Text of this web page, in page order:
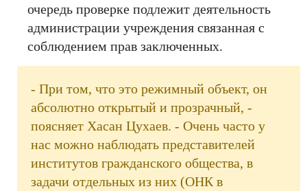
очередь проверке подлежит деятельность
администрации учреждения связанная с
соблюдением прав заключенных.
- При том, что это режимный объект, он
абсолютно открытый и прозрачный, -
поясняет Хасан Цухаев. - Очень часто у
нас можно наблюдать представителей
институтов гражданского общества, в
задачи отдельных из них (ОНК в